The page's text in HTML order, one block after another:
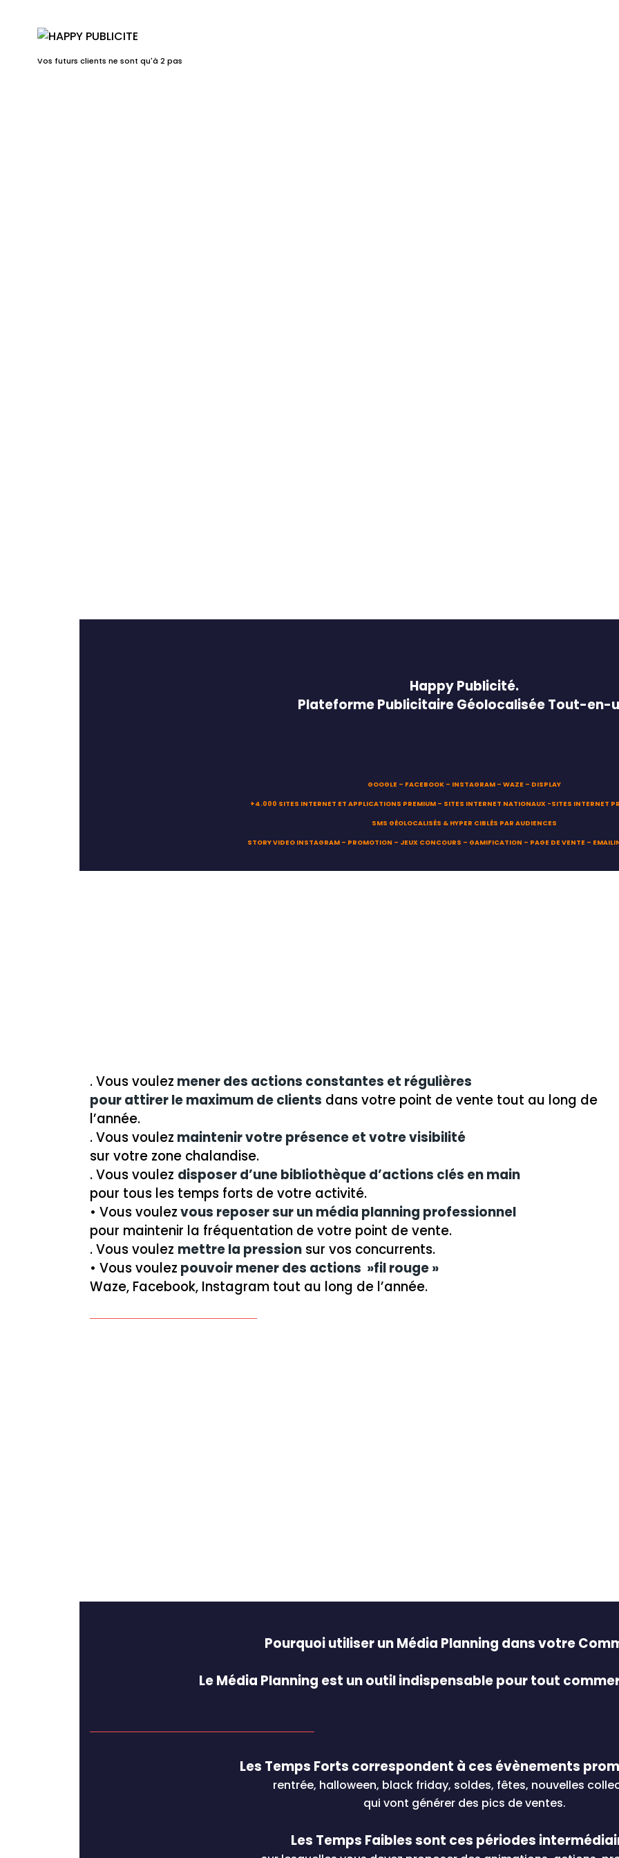
Vos futurs clients ne sont qu'à 2 pas
Happy Publicité.
Plateforme Publicitaire Géolocalisée Tout-en-
GOOGLE – FACEBOOK – INSTAGRAM – WAZE – DISPLAY
+4.000 SITES INTERNET ET APPLICATIONS PREMIUM – SITES INTERNET NATIONAUX -SITES INTERNET
SMS GÉOLOCALISÉS & HYPER CIBLÉS PAR AUDIENCES
STORY VIDEO INSTAGRAM – PROMOTION – JEUX CONCOURS – GAMIFICATION – PAGE DE VENTE –
. Vous voulez mener des actions constantes et régulières
pour attirer le maximum de clients dans votre point de vente tout au long de
l’année.
. Vous voulez maintenir votre présence et votre visibilité
sur votre zone chalandise.
. Vous voulez disposer d’une bibliothèque d’actions clés en main
pour tous les temps forts de votre activité.
• Vous voulezvous reposer sur un média planning professionnel
pour maintenir la fréquentation de votre point de vente.
. Vous voulez mettre la pression sur vos concurrents.
• Vous voulez pouvoir mener des actions »fil rouge »
Waze, Facebook, Instagram tout au long de l’année.
Pourquoi utiliser un Média Planning dans votre
Le Média Planning est un outil indispensable pour tout
Les Temps Forts correspondent à ces évènements
rentrée, halloween, black friday, soldes, fêtes, nouvelles
qui vont générer des pics de ventes.
Les Temps Faibles sont ces périodes